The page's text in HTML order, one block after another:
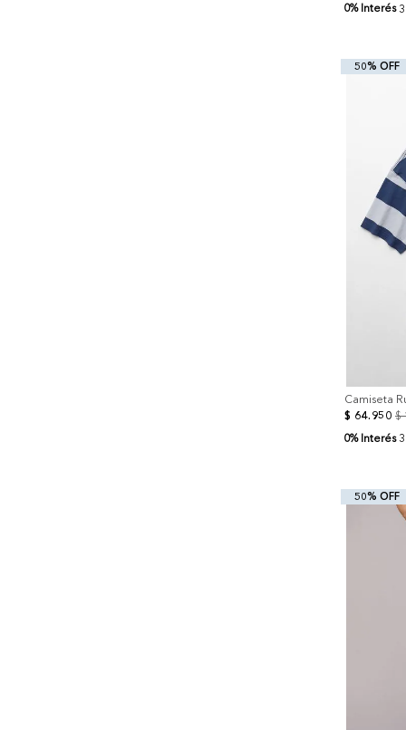
0% Interés
50% OFF
Camiseta
$ 64. 950 $
0% Interés
50% OFF